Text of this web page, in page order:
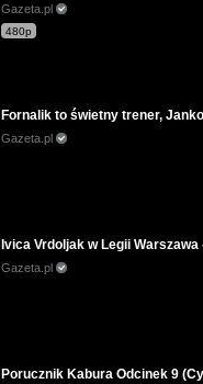
Gazeta.pl
480p
Fornalik to świetny trener,
Gazeta.pl
Ivica Vrdoljak w Legii
Gazeta.pl
Porucznik Kabura Odcinek 9